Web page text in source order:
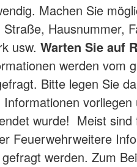
Machen Sie
Hausnummer,
usw. Warten Sie auf
werden vom
Bitte legen Sie
wurde! Meist
Feuerwehrweitere
werden. Zum